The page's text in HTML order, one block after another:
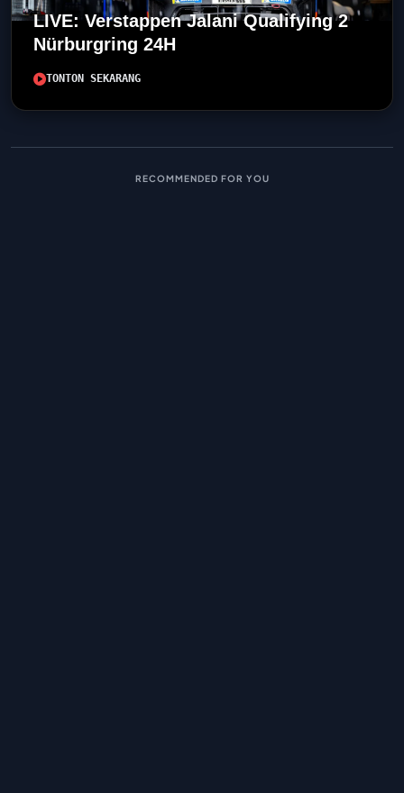
LIVE: Verstappen Jalani Qualifying 2
Nürburgring 24H
TONTON SEKARANG
RECOMMENDED FOR YOU